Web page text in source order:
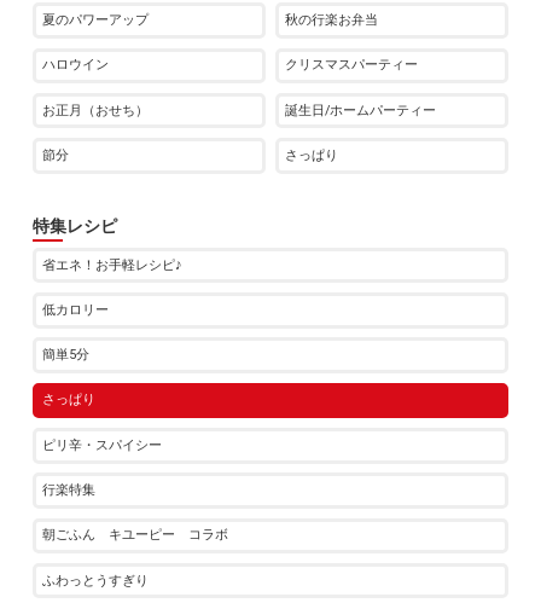
夏のパワーアップ 秋の行楽お弁当
ハロウイン クリスマスパーティー
お正月（おせち） 誕生日/ホームパーティー
節分 さっぱり
特集レシピ
省エネ！お手軽レシピ♪
低カロリー
簡単5分
さっぱり
ピリ辛・スパイシー
行楽特集
朝ごふん キユーピー コラボ
ふわっとうすぎり